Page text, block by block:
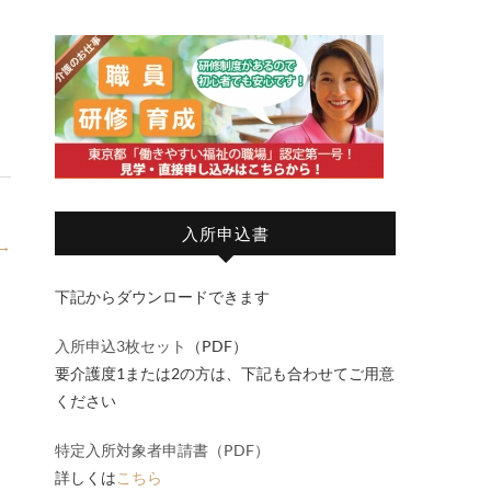
→
入所申込書
下記からダウンロードできます
入所申込3枚セット
（PDF）
要介護度1または2の方は、下記も合わせてご用意
ください
特定入所対象者申請書（PDF）
詳しくはこちら